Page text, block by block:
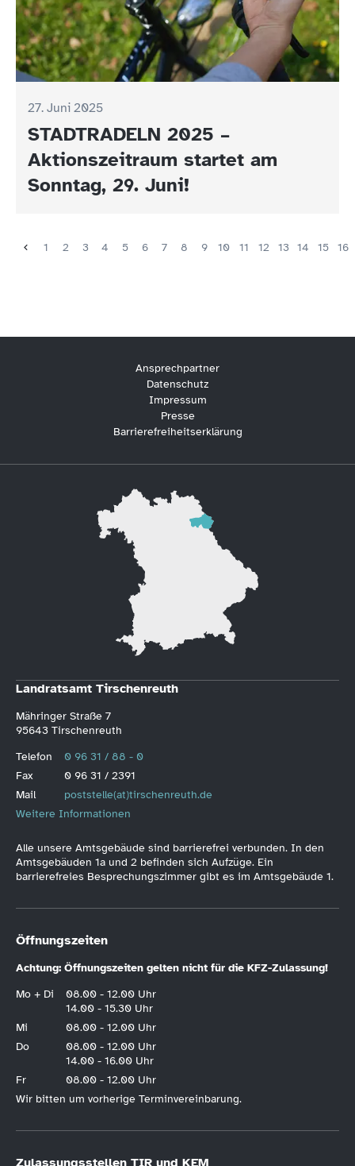
27. Juni 2025
STADTRADELN 2025 –
Aktionszeitraum startet am
Sonntag, 29. Juni!
1 2 3 4 5 6 7 8 9 10 11 12 13 14 15 16
Ansprechpartner
Datenschutz
Impressum
Presse
Barrierefreiheitserklärung
Landratsamt Tirschenreuth
Mähringer Straße 7
95643 Tirschenreuth
Telefon
0 96 31 / 88 - 0
Fax
0 96 31 / 2391
Mail
poststelle(at)tirschenreuth.de
Weitere Informationen
Alle unsere Amtsgebäude sind barrierefrei verbunden. In den
Amtsgebäuden 1a und 2 befinden sich Aufzüge. Ein
barrierefreies Besprechungszimmer gibt es im Amtsgebäude 1.
Öffnungszeiten
Achtung: Öffnungszeiten gelten nicht für die KFZ-Zulassung!
Mo + Di
08.00 - 12.00 Uhr
14.00 - 15.30 Uhr
Mi
08.00 - 12.00 Uhr
Do
08.00 - 12.00 Uhr
14.00 - 16.00 Uhr
Fr
08.00 - 12.00 Uhr
Wir bitten um vorherige Terminvereinbarung.
Zulassungsstellen TIR und KEM